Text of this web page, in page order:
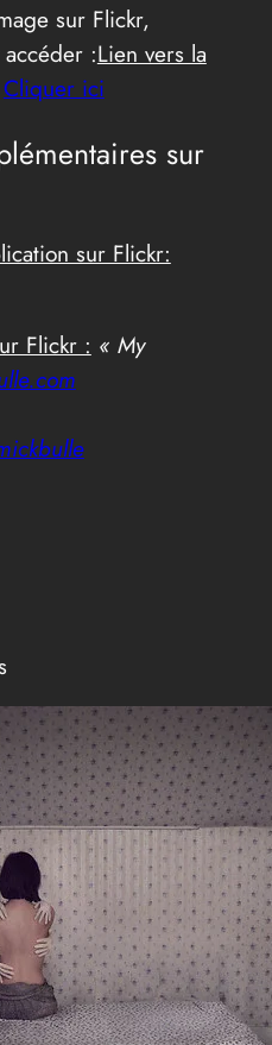
sur Flickr,
:Lien vers la
Cliquer ici
sur
sur Flickr:
Flickr : « My